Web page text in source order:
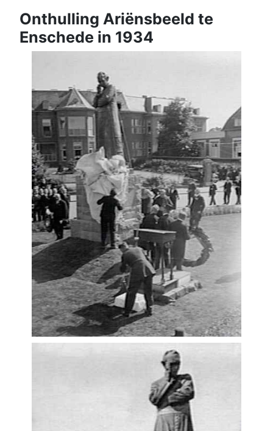
Onthulling Ariënsbeeld te
Enschede in 1934